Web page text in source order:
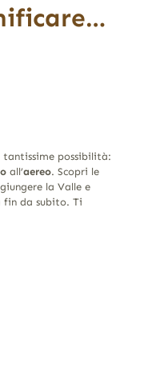
tantissime possibilità:
all’aereo. Scopri le
la Valle e
da subito. Ti